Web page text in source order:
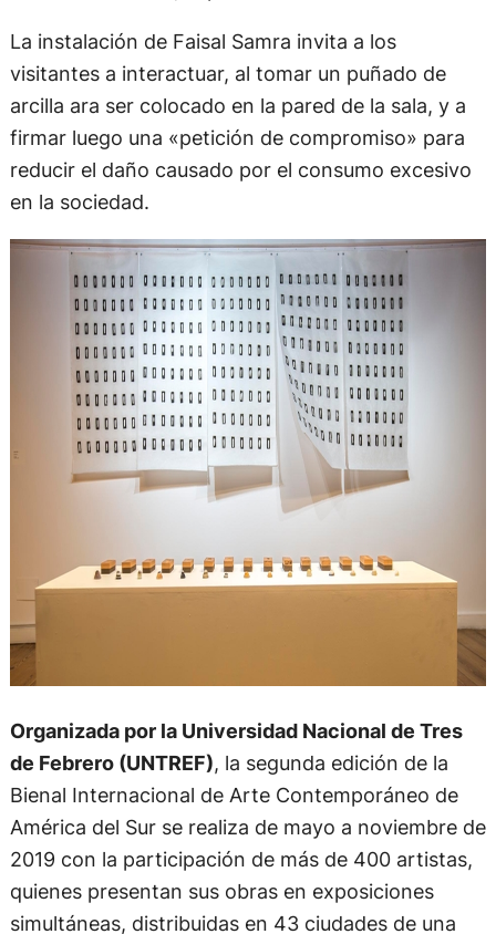
La instalación de Faisal Samra invita a los
visitantes a interactuar, al tomar un puñado de
arcilla ara ser colocado en la pared de la sala, y a
firmar luego una «petición de compromiso» para
reducir el daño causado por el consumo excesivo
en la sociedad.
Organizada por la Universidad Nacional de Tres
de Febrero (UNTREF), la segunda edición de la
Bienal Internacional de Arte Contemporáneo de
América del Sur se realiza de mayo a noviembre de
2019 con la participación de más de 400 artistas,
quienes presentan sus obras en exposiciones
simultáneas, distribuidas en 43 ciudades de una